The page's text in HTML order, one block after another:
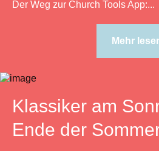
Der Weg zur Church Tools App:...
Mehr
Klassiker am
Ende der